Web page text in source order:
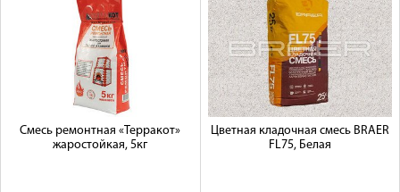
Смесь ремонтная «Терракот»
жаростойкая, 5кг
Цветная кладочная смесь BRAER
FL75, Белая